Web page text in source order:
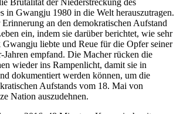
in Gwangju 1980 in die Welt herauszutragen.
an den demokratischen Aufstand
ein, indem sie darüber berichtet, wie sehr
Gwangju liebte und Reue für die Opfer seiner
Jahren empfand. Die Macher rücken die
wieder ins Rampenlicht, damit sie in
dokumentiert werden können, um die
Aufstands vom 18. Mai von
Nation auszudehnen.